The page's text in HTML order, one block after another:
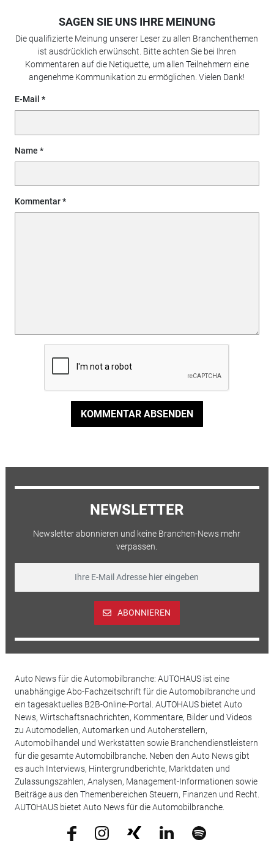
SAGEN SIE UNS IHRE MEINUNG
Die qualifizierte Meinung unserer Leser zu allen Branchenthemen
ist ausdrücklich erwünscht. Bitte achten Sie bei Ihren
Kommentaren auf die Netiquette, um allen Teilnehmern eine
angenehme Kommunikation zu ermöglichen. Vielen Dank!
E-Mail
Name
Kommentar
KOMMENTAR ABSENDEN
NEWSLETTER
Newsletter abonnieren und keine Branchen-News mehr
verpassen.
ABONNIEREN
Auto News für die Automobilbranche: AUTOHAUS ist eine
unabhängige Abo-Fachzeitschrift für die Automobilbranche und
ein tagesaktuelles B2B-Online-Portal. AUTOHAUS bietet Auto
News, Wirtschaftsnachrichten, Kommentare, Bilder und Videos
zu Automodellen, Automarken und Autoherstellern,
Automobilhandel und Werkstätten sowie Branchendienstleistern
für die gesamte Automobilbranche. Neben den Auto News gibt
es auch Interviews, Hintergrundberichte, Marktdaten und
Zulassungszahlen, Analysen, Management-Informationen sowie
Beiträge aus den Themenbereichen Steuern, Finanzen und Recht.
AUTOHAUS bietet Auto News für die Automobilbranche.